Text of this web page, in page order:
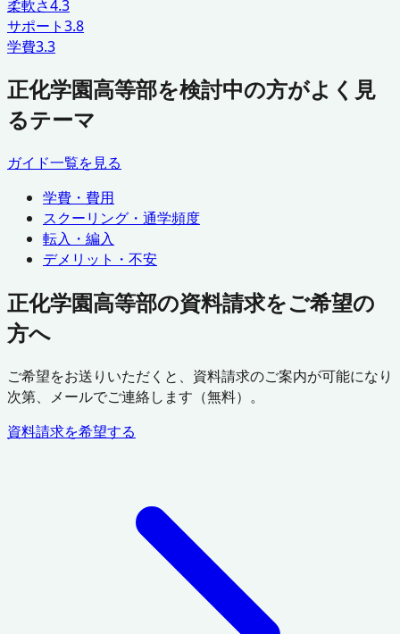
柔軟さ4.3
サポート3.8
学費3.3
正化学園高等部を検討中の方がよく見
るテーマ
ガイド一覧を見る
学費・費用
スクーリング・通学頻度
転入・編入
デメリット・不安
正化学園高等部の資料請求をご希望の
方へ
ご希望をお送りいただくと、資料請求のご案内が可能になり
次第、メールでご連絡します（無料）。
資料請求を希望する